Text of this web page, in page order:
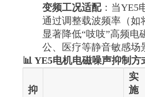
变频工况适配：当YE5
通过调整载波频率（如
显著降低“吱吱”高频电
公、医疗等静音敏感场
📊 YE5电机电磁噪声抑制方
抑
实
施